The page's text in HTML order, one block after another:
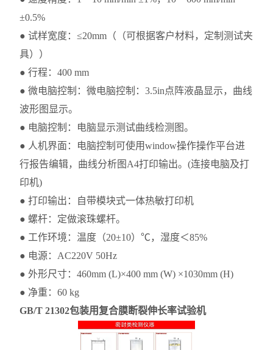
±0.5%
● 试样宽度：≤20mm（（可根据客户材料，定制测试夹
具））
● 行程：400 mm
● 微电脑控制：微电脑控制：3.5in点阵液晶显示，曲线
波形图显示。
● 电脑控制：电脑显示测试曲线检测图。
● 人机界面：电脑控制可使用window操作操作平台进
行报告编辑，曲线分析图A4打印输出。(连接电脑及打
印机)
● 打印输出：自带模块式一体热敏打印机
● 螺杆：定做滚珠螺杆。
● 工作环境：温度（20±10）℃，湿度＜85%
● 电源：AC220V 50Hz
● 外形尺寸：460mm (L)×400 mm (W) ×1030mm (H)
● 净重：60 kg
GB/T 21302包装用复合膜断裂伸长率试验机